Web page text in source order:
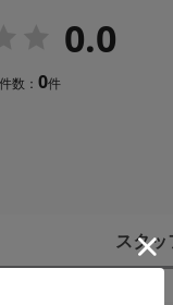
0.0
数： 0件
スタッ